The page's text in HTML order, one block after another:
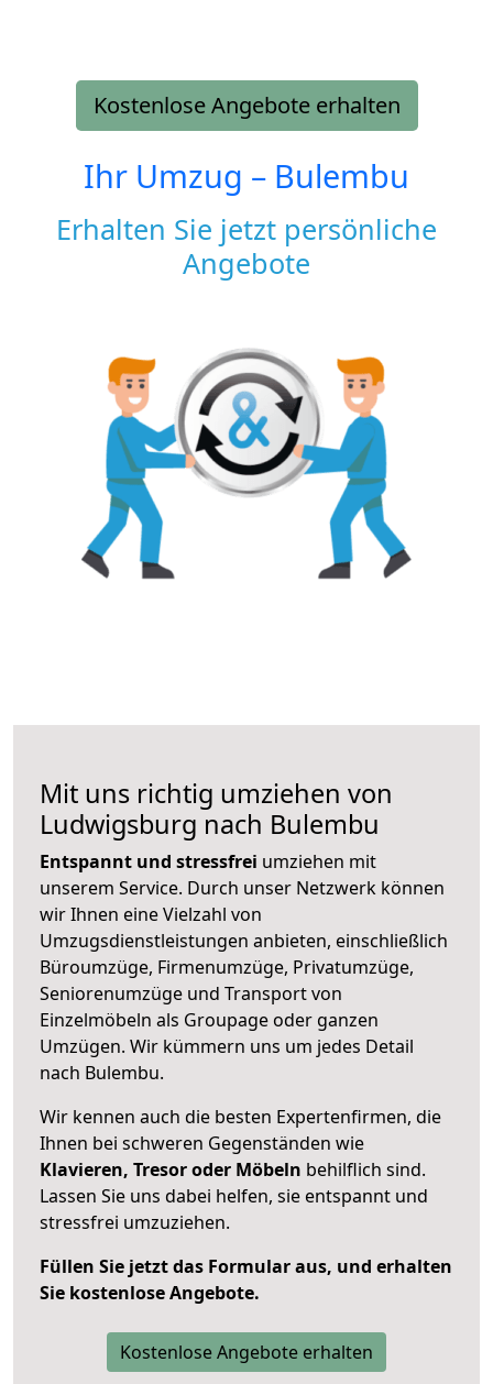
Kostenlose Angebote erhalten
Ihr Umzug – Bulembu
Erhalten Sie jetzt persönliche
Angebote
Mit uns richtig umziehen von
Ludwigsburg nach Bulembu
Entspannt und stressfrei umziehen mit
unserem Service. Durch unser Netzwerk können
wir Ihnen eine Vielzahl von
Umzugsdienstleistungen anbieten, einschließlich
Büroumzüge, Firmenumzüge, Privatumzüge,
Seniorenumzüge und Transport von
Einzelmöbeln als Groupage oder ganzen
Umzügen. Wir kümmern uns um jedes Detail
nach Bulembu.
Wir kennen auch die besten Expertenfirmen, die
Ihnen bei schweren Gegenständen wie
Klavieren, Tresor oder Möbeln behilflich sind.
Lassen Sie uns dabei helfen, sie entspannt und
stressfrei umzuziehen.
Füllen Sie jetzt das Formular aus, und erhalten
Sie kostenlose Angebote.
Kostenlose Angebote erhalten